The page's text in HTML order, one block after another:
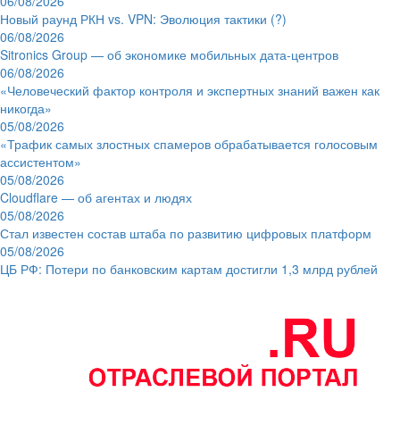
Новый раунд РКН vs. VPN: Эволюция тактики (?)
06/08/2026
Sitronics Group — об экономике мобильных дата-центров
06/08/2026
«Человеческий фактор контроля и экспертных знаний важен как
никогда»
05/08/2026
«Трафик самых злостных спамеров обрабатывается голосовым
ассистентом»
05/08/2026
Cloudflare — об агентах и людях
05/08/2026
Стал известен состав штаба по развитию цифровых платформ
05/08/2026
ЦБ РФ: Потери по банковским картам достигли 1,3 млрд рублей